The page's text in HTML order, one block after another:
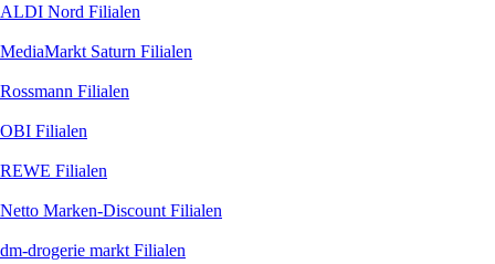
ALDI Nord Filialen
MediaMarkt Saturn Filialen
Rossmann Filialen
OBI Filialen
REWE Filialen
Netto Marken-Discount Filialen
dm-drogerie markt Filialen